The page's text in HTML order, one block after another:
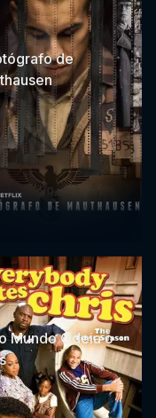
de
Mundo Odeia o